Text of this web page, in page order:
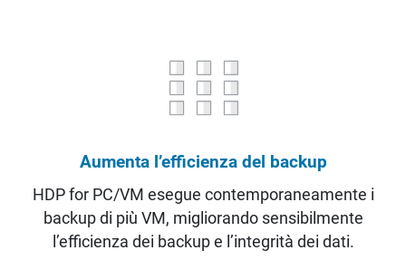
Aumenta l’efficienza del backup
HDP for PC/VM esegue contemporaneamente i
backup di più VM, migliorando sensibilmente
l’efficienza dei backup e l’integrità dei dati.